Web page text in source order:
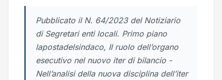
Pubblicato il N. 64/2023 del Notiziario
di Segretari enti locali. Primo piano
lapostadelsindaco, Il ruolo dell’organo
esecutivo nel nuovo iter di bilancio -
Nell’analisi della nuova disciplina dell’iter